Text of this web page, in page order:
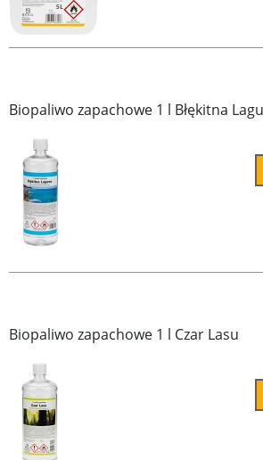
Biopaliwo zapachowe 1 l Błękitna
Biopaliwo zapachowe 1 l Czar Lasu